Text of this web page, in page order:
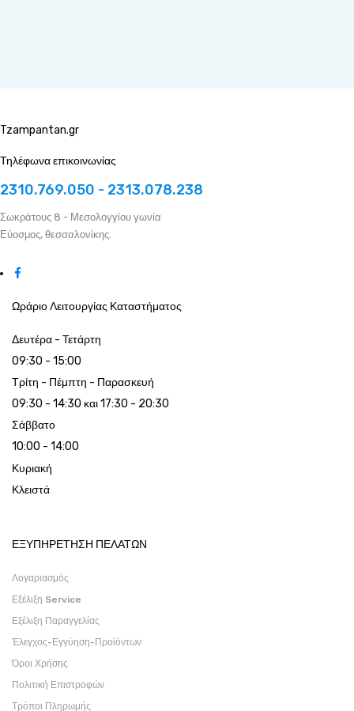
Tzampantan.gr
Τηλέφωνα επικοινωνίας
2310.769.050 - 2313.078.238
Σωκράτους 8 - Μεσολογγίου γωνία
Εύοσμος, θεσσαλονίκης.
Ωράριο Λειτουργίας Καταστήματος
Δευτέρα - Τετάρτη
09:30 - 15:00
Τρίτη - Πέμπτη - Παρασκευή
09:30 - 14:30 και 17:30 - 20:30
Σάββατο
10:00 - 14:00
Κυριακή
Κλειστά
ΕΞΥΠΗΡΕΤΗΣΗ ΠΕΛΑΤΩΝ
Λογαριασμός
Εξέλιξη Service
Εξέλιξη Παραγγελίας
Έλεγχος-Εγγύηση-Προϊόντων
Όροι Χρήσης
Πολιτική Επιστροφών
Τρόποι Πληρωμής